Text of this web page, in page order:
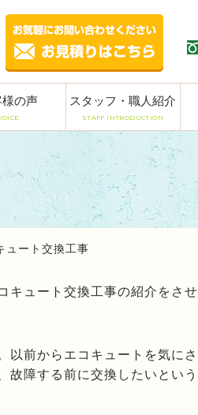
様の声 スタッフ・職人紹介
STAFF INTRODUCTION
ュート交換工事
キュート交換工事の紹介をさせ
以前からエコキュートを気にさ
故障する前に交換したいという